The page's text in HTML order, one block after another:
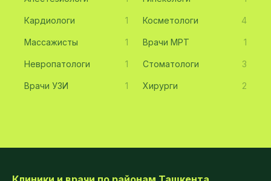
Кардиологи 1 Косметологи 4
Массажисты 1 Врачи МРТ 1
Невропатологи 1 Стоматологи 3
Врачи УЗИ 1 Хирурги 2